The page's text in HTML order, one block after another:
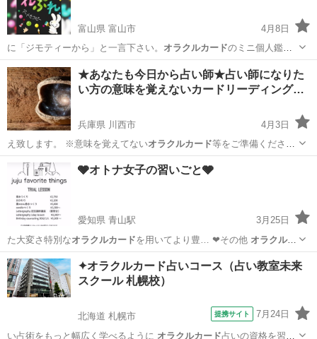
富山県 富山市
4月8日
に「ジモティーから」と一言下さい。 オラクルカードのミニ個人鑑定
も無料で追加したしま…
富山 富山市 その他 アートセラピー
★あなたも今日から占い師★占い師になりた
い方の意味を覚えないカードリーディング…
兵庫県 川西市
4月3日
え致します。 ※意味を覚えてないオラクルカード等をご準備くださ
い！ ※レッスン…
兵庫 川西市 占い 占い師
🩶オトナ女子の習いごと🩶
愛知県 青山駅
3月25日
た大変さ特別なオラクルカード を用いてより豊… ❤︎その他 オラクルカ
ードのひきかた、数…
愛知 半田市 青山駅 その他
✦オラクルカード占いコース（占い教室未来
スクール 札幌校）
北海道 札幌市 提携サイト 7月24日
い占術をもっと幅広く学べるように オラクルカード占いの資格を習得